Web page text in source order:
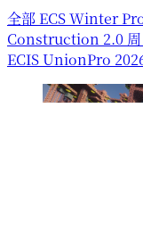
全部 ECS Winter
Construction 2.0 周
ECIS UnionPro